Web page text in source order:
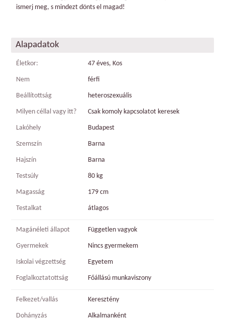
ismerj meg, s mindezt dönts el magad!
Alapadatok
Életkor: 47 éves, Kos
Nem férfi
Beállítottság heteroszexuális
Milyen céllal vagy itt? Csak komoly kapcsolatot keresek
Lakóhely Budapest
Szemszín Barna
Hajszín Barna
Testsúly 80 kg
Magasság 179 cm
Testalkat átlagos
Magánéleti állapot Független vagyok
Gyermekek Nincs gyermekem
Iskolai végzettség Egyetem
Foglalkoztatottság Főállású munkaviszony
Felkezet/vallás Keresztény
Dohányzás Alkalmanként